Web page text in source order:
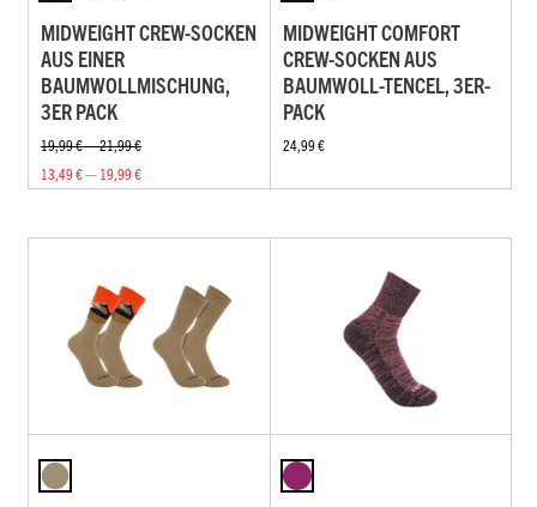
MIDWEIGHT CREW-SOCKEN
AUS EINER
BAUMWOLLMISCHUNG,
3ER PACK
19,99 € — 21,99 €
13,49 € — 19,99 €
MIDWEIGHT COMFORT
CREW-SOCKEN AUS
BAUMWOLL-TENCEL, 3ER-
PACK
24,99 €